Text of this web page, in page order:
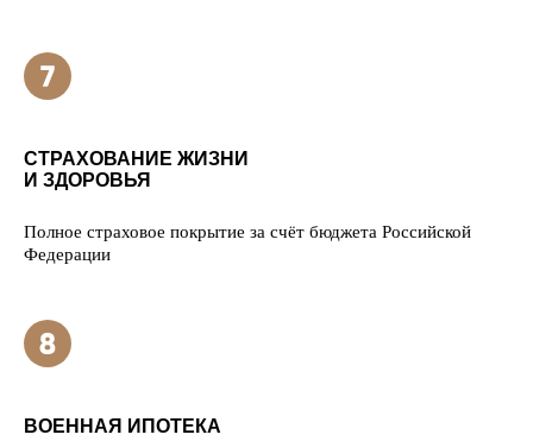
СТРАХОВАНИЕ ЖИЗНИ
И ЗДОРОВЬЯ
Полное страховое покрытие за счёт бюджета Российской
Федерации
ВОЕННАЯ ИПОТЕКА